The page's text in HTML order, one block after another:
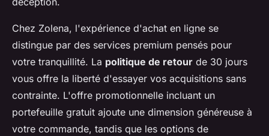
Chez Zolena, l'expérience d'achat en ligne se
distingue par des services premium pensés pour
votre tranquillité. La politique de retour de 30 jours
vous offre la liberté d'essayer vos acquisitions sans
contrainte. L'offre promotionnelle incluant un
portefeuille gratuit ajoute une dimension généreuse à
votre commande, tandis que les options de